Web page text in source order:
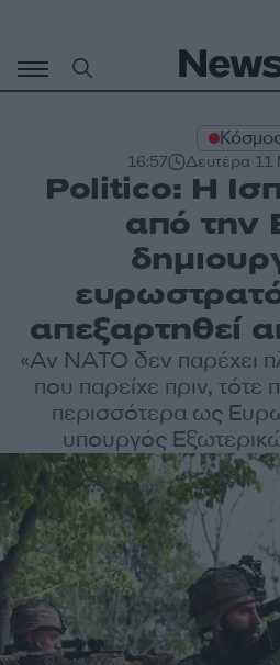
περιεχόμενο
16:57 Δευτέρα 11
Politico: Η
από την
απεξαρτηθεί
«Αν ΝΑΤΟ δεν παρέχει
που παρείχε πριν, τότε
περισσότερα ως
υπουργός